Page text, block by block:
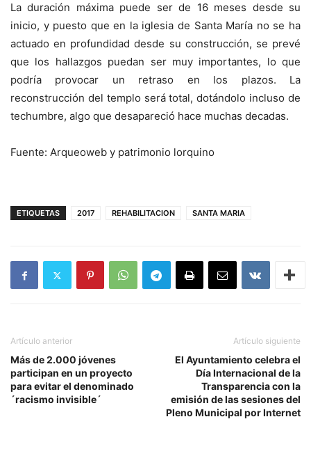
La duración máxima puede ser de 16 meses desde su
inicio, y puesto que en la iglesia de Santa María no se ha
actuado en profundidad desde su construcción, se prevé
que los hallazgos puedan ser muy importantes, lo que
podría provocar un retraso en los plazos. La
reconstrucción del templo será total, dotándolo incluso de
techumbre, algo que desapareció hace muchas decadas.
Fuente: Arqueoweb y patrimonio lorquino
ETIQUETAS 2017 REHABILITACION SANTA MARIA
Artículo anterior
Más de 2.000 jóvenes
participan en un proyecto
para evitar el denominado
´racismo invisible´
Artículo siguiente
El Ayuntamiento celebra el
Día Internacional de la
Transparencia con la
emisión de las sesiones del
Pleno Municipal por Internet